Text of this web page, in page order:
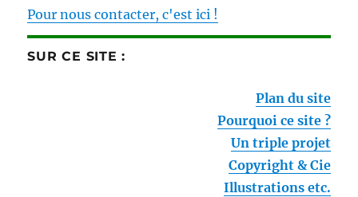
Pour nous contacter, c'est ici !
SUR CE SITE :
Plan du site
Pourquoi ce site ?
Un triple projet
Copyright & Cie
Illustrations etc.